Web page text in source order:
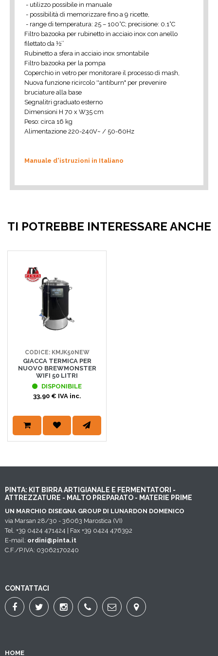
- utilizzo possibile in manuale
- possibilità di memorizzare fino a 9 ricette,
- range di temperatura: 25 – 100°C; precisione: 0.1°C
Filtro bazooka per rubinetto in acciaio inox con anello
filettato da ½’’
Rubinetto a sfera in acciaio inox smontabile
Filtro bazooka per la pompa
Coperchio in vetro per monitorare il processo di mash,
Nuova funzione ricircolo ''antiburn" per prevenire
bruciature alla base
Segnalitri graduato esterno
Dimensioni H 70 x W35 cm
Peso: circa 16 kg
Alimentazione 220-240V~ / 50-60Hz
Manuale d'istruzioni in Italiano
TI POTREBBE INTERESSARE ANCHE
CODICE: KMJK50NEW
GIACCA TERMICA PER
NUOVO BREWMONSTER
WIFI 50 LITRI
DISPONIBILE
33,90 € IVA inc.
PINTA: KIT BIRRA ARTIGIANALE E FERMENTATORI -
ATTREZZATURE - MALTO PREPARATO - MATERIE PRIME
UN MARCHIO DISEGNA GROUP DI LUNARDON DOMENICO
via Marsan 28/30 - 36063 Marostica (VI)
Tel. +39 0424 471424 | Fax +39 0424 476392
E-mail: ordini@pinta.it
C.F./P.IVA: 03062170240
CONTATTACI
HOME